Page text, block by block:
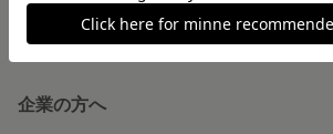
ニュース
minneの本
企業の方へ